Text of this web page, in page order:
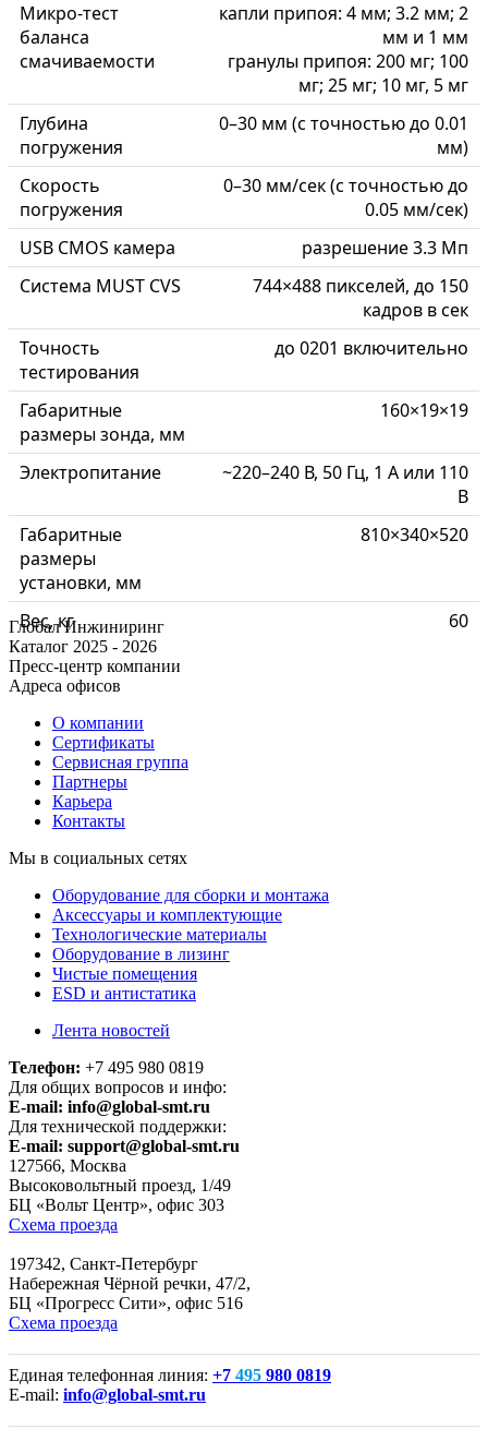
Микро-тест
баланса
смачиваемости
капли припоя: 4 мм; 3.2 мм; 2
мм и 1 мм
гранулы припоя: 200 мг; 100
мг; 25 мг; 10 мг, 5 мг
Глубина
погружения
0–30 мм (с точностью до 0.01
мм)
Скорость
погружения
0–30 мм/сек (с точностью до
0.05 мм/сек)
USB CMOS камера
разрешение 3.3 Мп
Система MUST CVS
744×488 пикселей, до 150
кадров в сек
Точность
тестирования
до 0201 включительно
Габаритные
размеры зонда, мм
160×19×19
Электропитание
~220–240 В, 50 Гц, 1 А или 110
В
Габаритные
размеры
установки, мм
810×340×520
Вес, кг 60
Глобал Инжиниринг
Каталог 2025 - 2026
Пресс-центр компании
Адреса офисов
О компании
Сертификаты
Сервисная группа
Партнеры
Карьера
Контакты
Мы в социальных сетях
Оборудование для сборки и монтажа
Аксессуары и комплектующие
Технологические материалы
Оборудование в лизинг
Чистые помещения
ESD и антистатика
Лента новостей
Телефон: +7 495 980 0819
Для общих вопросов и инфо:
E-mail: info@global-smt.ru
Для технической поддержки:
E-mail: support@global-smt.ru
127566, Москва
Высоковольтный проезд, 1/49
БЦ «Вольт Центр», офис 303
Схема проезда
197342, Санкт-Петербург
Набережная Чёрной речки, 47/2,
БЦ «Прогресс Сити», офис 516
Схема проезда
Единая телефонная линия: +7 495 980 0819
E-mail: info@global-smt.ru